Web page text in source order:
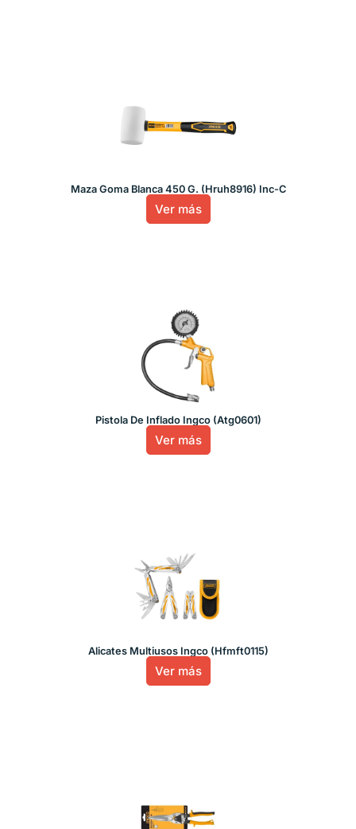
Maza Goma Blanca 450 G. (Hruh8916) Inc-C
Ver más
Pistola De Inflado Ingco (Atg0601)
Ver más
Alicates Multiusos Ingco (Hfmft0115)
Ver más